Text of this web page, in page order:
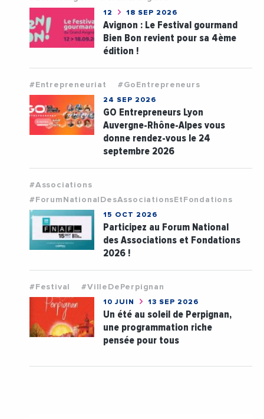
12 18 SEP 2026
Avignon : Le Festival gourmand
Bien Bon revient pour sa 4ème
édition !
#Entrepreneuriat #GoEntrepreneurs
24 SEP 2026
GO Entrepreneurs Lyon
Auvergne-Rhône-Alpes vous
donne rendez-vous le 24
septembre 2026
#Associations
#ForumNationalDesAssociationsEtFondations
15 OCT 2026
Participez au Forum National
des Associations et Fondations
2026 !
#Festival #VilleDePerpignan
10 JUIN 13 SEP 2026
Un été au soleil de Perpignan,
une programmation riche
pensée pour tous